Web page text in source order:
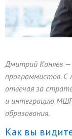
Дмитрий Коняев
программистов. С
отвечая за
и интеграцию МШП
образования.
Как вы